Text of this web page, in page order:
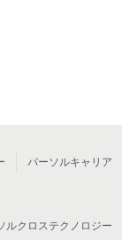
パーソルキャリア
ルクロステクノロジー